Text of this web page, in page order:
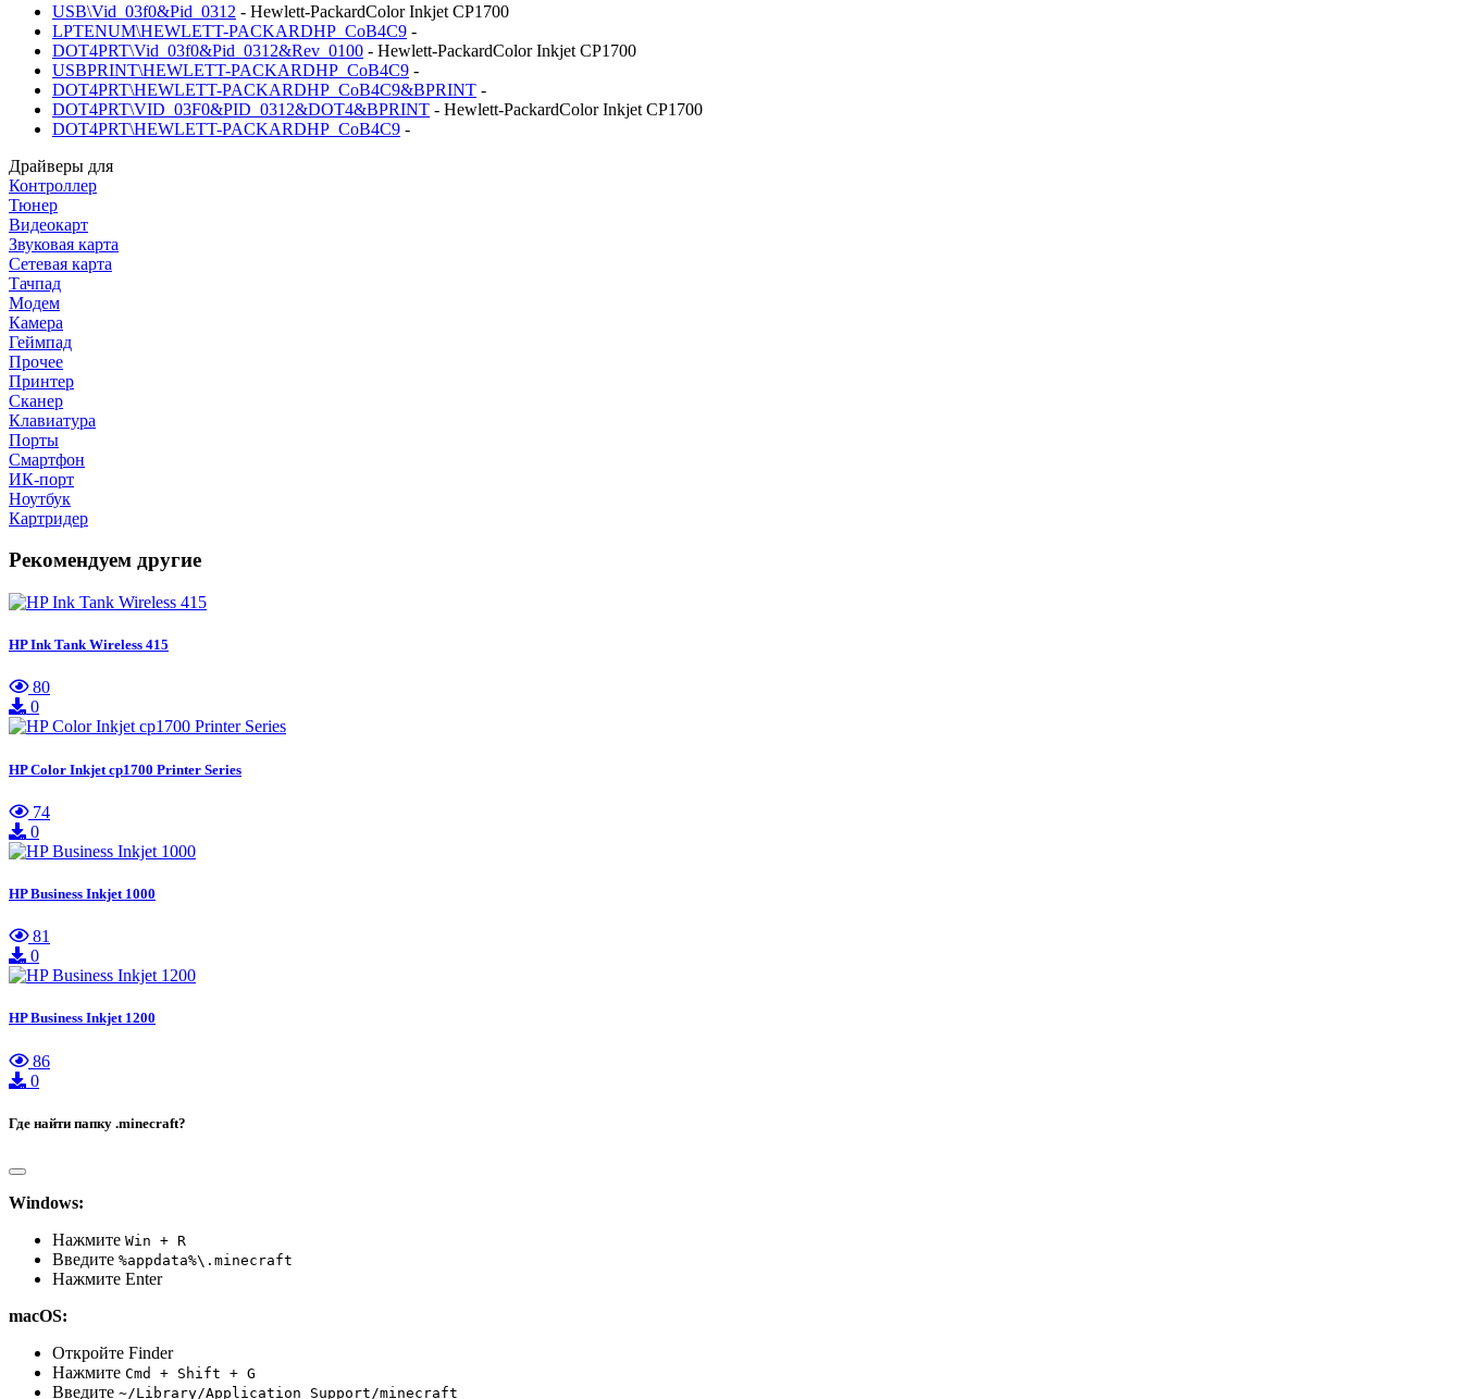
USB\Vid_03f0&Pid_0312 - Hewlett-PackardColor Inkjet CP1700
LPTENUM\HEWLETT-PACKARDHP_CoB4C9 -
DOT4PRT\Vid_03f0&Pid_0312&Rev_0100 - Hewlett-PackardColor Inkjet CP1700
USBPRINT\HEWLETT-PACKARDHP_CoB4C9 -
DOT4PRT\HEWLETT-PACKARDHP_CoB4C9&BPRINT -
DOT4PRT\VID_03F0&PID_0312&DOT4&BPRINT - Hewlett-PackardColor Inkjet CP1700
DOT4PRT\HEWLETT-PACKARDHP_CoB4C9 -
Драйверы для
Контроллер
Тюнер
Видеокарт
Звуковая карта
Сетевая карта
Тачпад
Модем
Камера
Геймпад
Прочее
Принтер
Сканер
Клавиатура
Порты
Смартфон
ИК-порт
Ноутбук
Картридер
Рекомендуем другие
HP Ink Tank Wireless 415
80
0
HP Color Inkjet cp1700 Printer Series
74
0
HP Business Inkjet 1000
81
0
HP Business Inkjet 1200
86
0
Где найти папку .minecraft?
Windows:
Нажмите Win + R
Введите %appdata%\.minecraft
Нажмите Enter
macOS:
Откройте Finder
Нажмите Cmd + Shift + G
Введите ~/Library/Application Support/minecraft